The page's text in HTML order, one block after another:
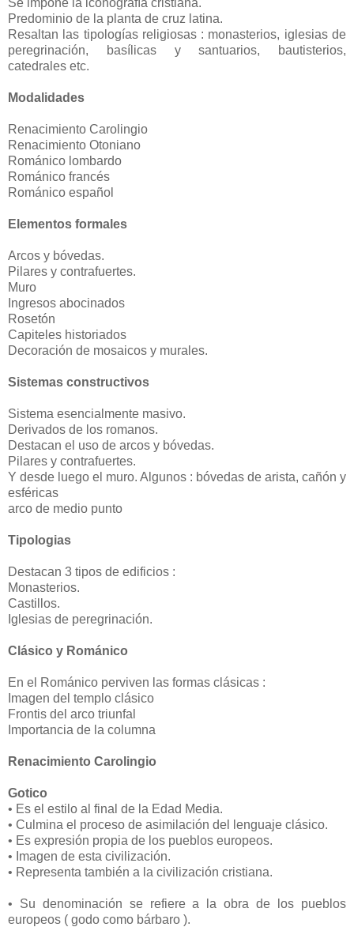
Predominio de la planta de cruz latina.
Resaltan las tipologías religiosas : monasterios, iglesias de
peregrinación, basílicas y santuarios, bautisterios,
catedrales etc.
Modalidades
Renacimiento Carolingio
Renacimiento Otoniano
Románico lombardo
Románico francés
Románico español
Elementos formales
Arcos y bóvedas.
Pilares y contrafuertes.
Muro
Ingresos abocinados
Rosetón
Capiteles historiados
Decoración de mosaicos y murales.
Sistemas constructivos
Sistema esencialmente masivo.
Derivados de los romanos.
Destacan el uso de arcos y bóvedas.
Pilares y contrafuertes.
Y desde luego el muro. Algunos : bóvedas de arista, cañón y
esféricas
arco de medio punto
Tipologias
Destacan 3 tipos de edificios :
Monasterios.
Castillos.
Iglesias de peregrinación.
Clásico y Románico
En el Románico perviven las formas clásicas :
Imagen del templo clásico
Frontis del arco triunfal
Importancia de la columna
Renacimiento Carolingio
Gotico
• Es el estilo al final de la Edad Media.
• Culmina el proceso de asimilación del lenguaje clásico.
• Es expresión propia de los pueblos europeos.
• Imagen de esta civilización.
• Representa también a la civilización cristiana.
• Su denominación se refiere a la obra de los pueblos
europeos ( godo como bárbaro ).